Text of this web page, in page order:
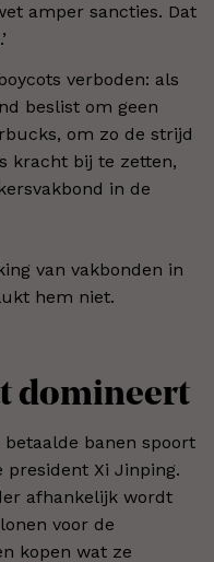
amper sancties. Dat
verboden: als
beslist om geen
om zo de strijd
kracht bij te zetten,
in de
van vakbonden in
hem niet.
domineert
banen spoort
president Xi Jinping.
afhankelijk wordt
voor de
kopen wat ze